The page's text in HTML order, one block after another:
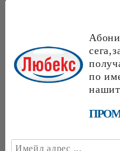
лв.
€1.89
по